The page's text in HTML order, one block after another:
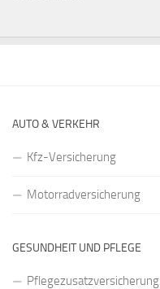
AUTO & VERKEHR
Kfz-Versicherung
Motorradversicherung
GESUNDHEIT UND PFLEGE
Pflegezusatzversicherung